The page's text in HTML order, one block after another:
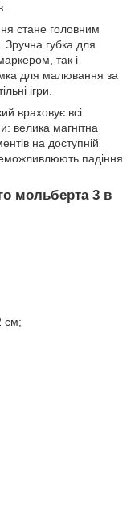
стане головним
Зручна губка для
так і
для малювання за
ігри.
враховує всі
велика магнітна
на доступній
падіння
мольберта 3 в
см;